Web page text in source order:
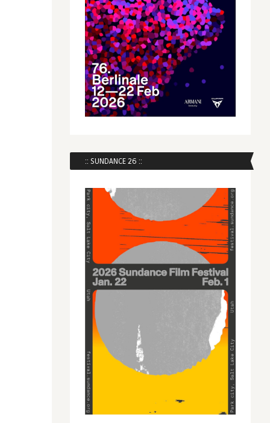
:: SUNDANCE 26 ::